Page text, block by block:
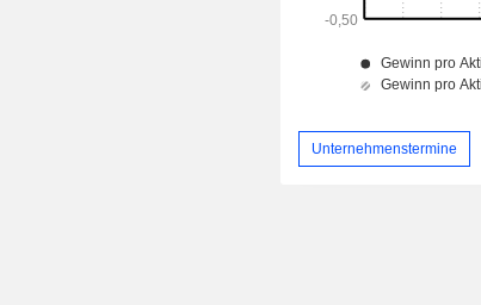
Unternehmenstermine